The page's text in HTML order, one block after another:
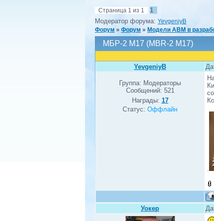
Страница 1 из 1
1
Модератор форума: YevgeniyB
Форум » Форум » Модели ABM в
МБР-2 М17 (MBR-2 M17)
YevgeniyB
Группа: Модераторы
Сообщений: 521
Награды: 17
Статус: Оффлайн
.
Уокер